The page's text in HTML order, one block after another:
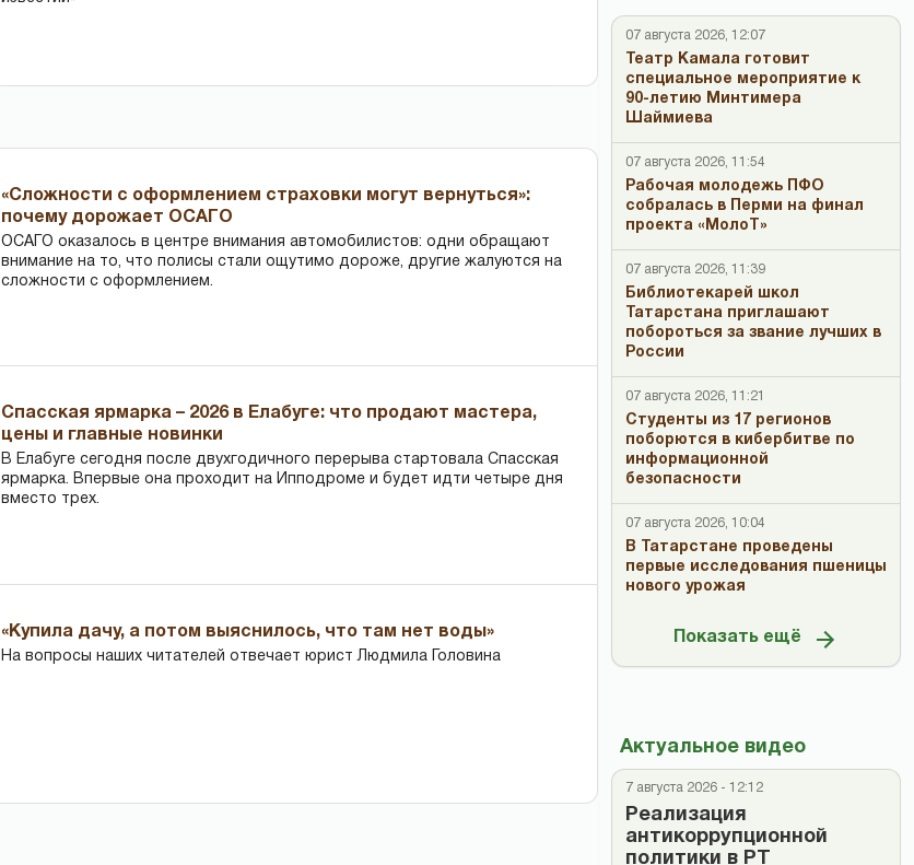
«Сложности с оформлением страховки могут вернуться»:
почему дорожает ОСАГО
ОСАГО оказалось в центре внимания автомобилистов: одни обращают
внимание на то, что полисы стали ощутимо дороже, другие жалуются на
сложности с оформлением.
Спасская ярмарка – 2026 в Елабуге: что продают мастера,
цены и главные новинки
В Елабуге сегодня после двухгодичного перерыва стартовала Спасская
ярмарка. Впервые она проходит на Ипподроме и будет идти четыре дня
вместо трех.
«Купила дачу, а потом выяснилось, что там нет воды»
На вопросы наших читателей отвечает юрист Людмила Головина
07 августа 2026, 12:07
Театр Камала готовит
специальное мероприятие к
90-летию Минтимера
Шаймиева
07 августа 2026, 11:54
Рабочая молодежь ПФО
собралась в Перми на финал
проекта «МолоТ»
07 августа 2026, 11:39
Библиотекарей школ
Татарстана приглашают
побороться за звание лучших в
России
07 августа 2026, 11:21
Студенты из 17 регионов
поборются в кибербитве по
информационной
безопасности
07 августа 2026, 10:04
В Татарстане проведены
первые исследования пшеницы
нового урожая
Показать ещё
Актуальное видео
7 августа 2026 - 12:12
Реализация
антикоррупционной
политики в РТ